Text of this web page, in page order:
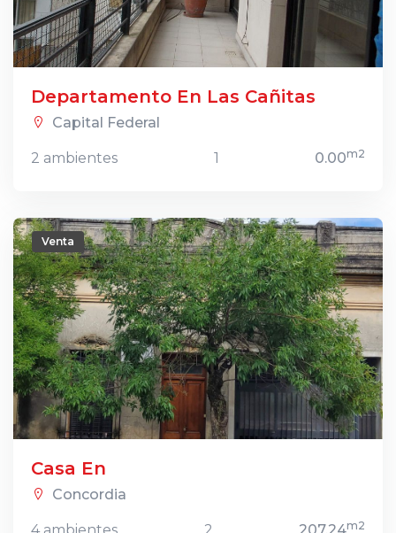
Departamento En Las Cañitas
Capital Federal
2 ambientes 1 0.00m2
Venta
Casa En
Concordia
m2